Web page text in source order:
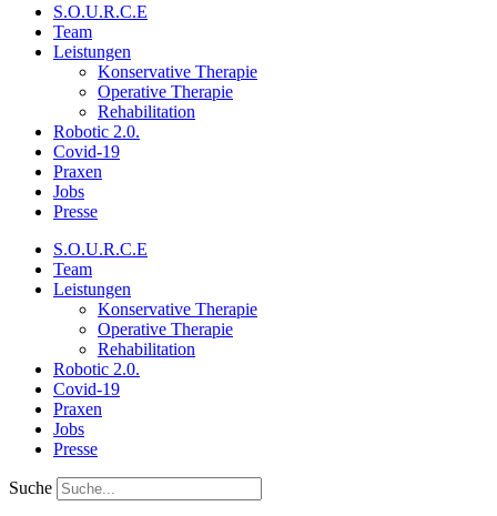
S.O.U.R.C.E
Team
Leistungen
Konservative Therapie
Operative Therapie
Rehabilitation
Robotic 2.0.
Covid-19
Praxen
Jobs
Presse
S.O.U.R.C.E
Team
Leistungen
Konservative Therapie
Operative Therapie
Rehabilitation
Robotic 2.0.
Covid-19
Praxen
Jobs
Presse
Suche